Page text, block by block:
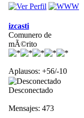
izcasti
Comunero de
mÃ©rito
Aplausos: +56/-10
Desconectado
Mensajes: 473